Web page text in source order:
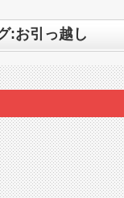
:お引っ越し